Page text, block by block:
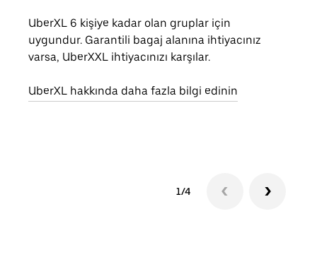
UberXL 6 kişiye kadar olan gruplar için
uygundur. Garantili bagaj alanına ihtiyacınız
varsa, UberXXL ihtiyacınızı karşılar.
UberXL hakkında daha fazla bilgi edinin
1/4